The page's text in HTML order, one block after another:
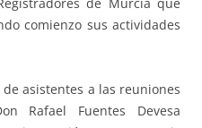
de Murcia que
comienzo sus actividades
asistentes a las reuniones
Rafael Fuentes Devesa